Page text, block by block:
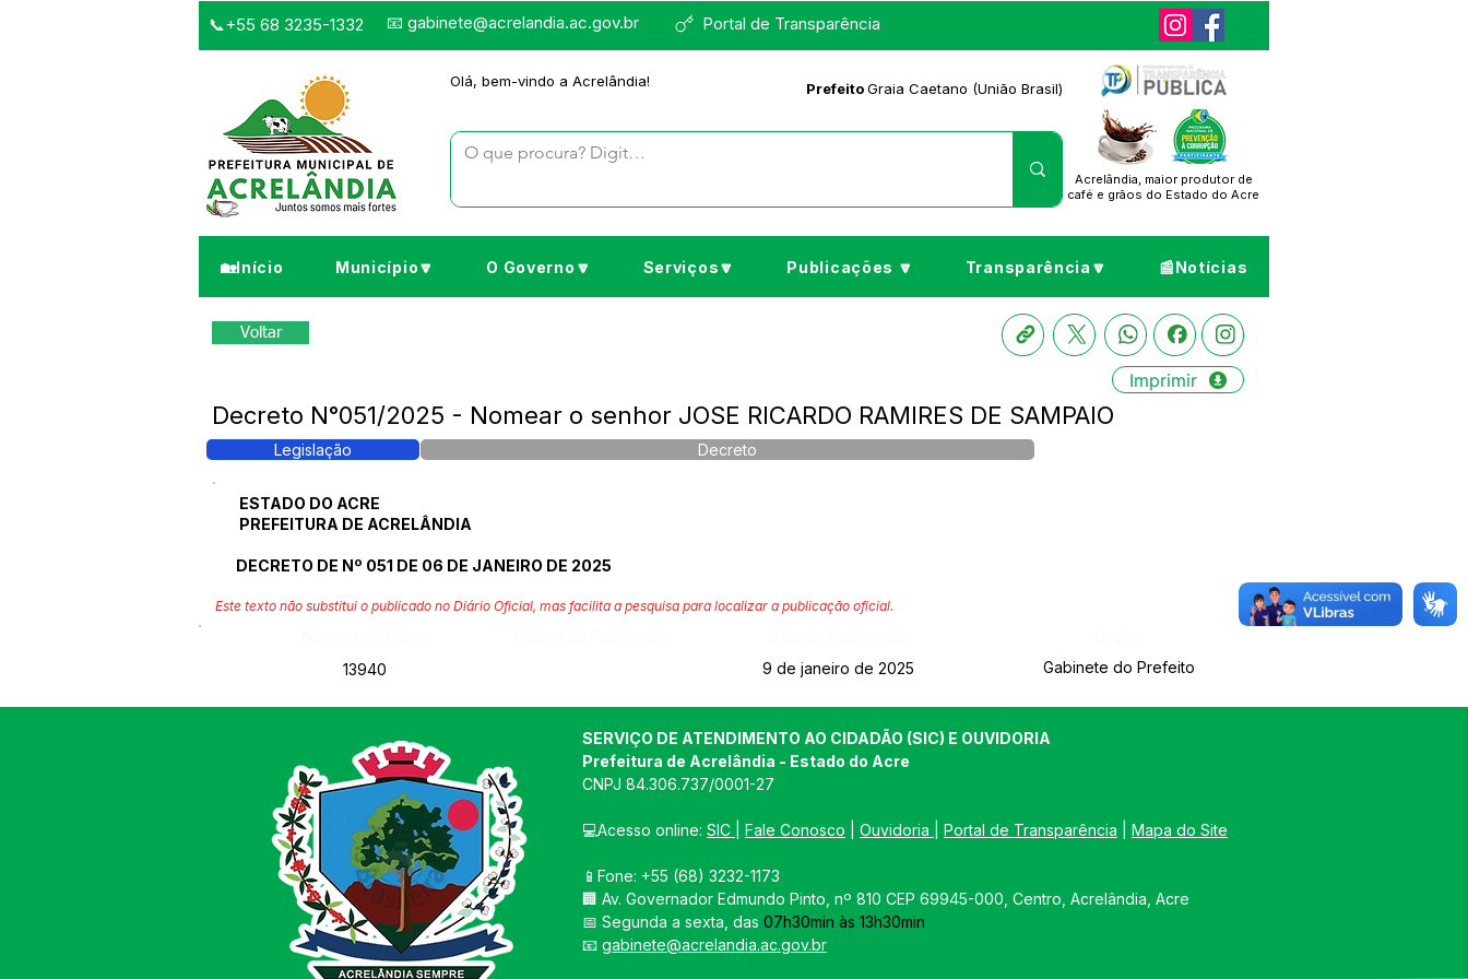
Portal de Transparência
📞+55 68 3235-1332 📧 gabinete@acrelandia.ac.gov.br
Olá, bem-vindo a Acrelândia! PrefeitoGraia Caetano (União Brasil)
Acrelândia, maior produtor de
café e grãos do Estado do Acre
🏡Início Município🔽 O Governo🔽 Serviços🔽 Publicações 🔽 Transparência🔽 📰Notícias
Voltar
Imprimir
Decreto N°051/2025 - Nomear o senhor JOSE RICARDO RAMIRES DE SAMPAIO
Legislação Decreto
ESTADO DO ACRE
PREFEITURA DE ACRELÂNDIA
DECRETO DE Nº 051 DE 06 DE JANEIRO DE 2025
Este texto não substitui o publicado no Diário Oficial, mas facilita a pesquisa para localizar a publicação oficial.
13940
9 de janeiro de 2025 Gabinete do Prefeito
SERVIÇO DE ATENDIMENTO AO CIDADÃO (SIC) E OUVIDORIA
Prefeitura de Acrelândia - Estado do Acre
CNPJ 84.306.737/0001-27
💻Acesso online: SIC Fale Conosco Ouvidoria Portal de Transparência Mapa do Site
📱Fone: +55 (68) 3232-1173
🏢 Av. Governador Edmundo Pinto, nº 810 CEP 69945-000, Centro, Acrelândia, Acre
📅 Segunda a sexta, das 07h30min às 13h30min
📧 gabinete@acrelandia.ac.gov.br